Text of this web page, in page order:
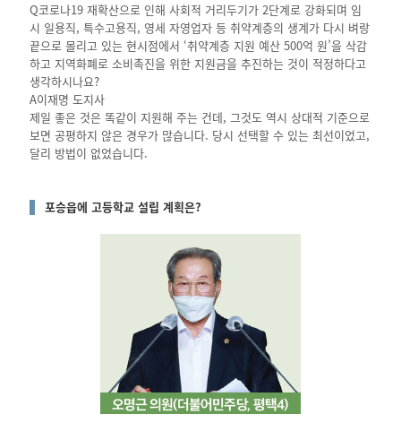
Q코로나19 재확산으로 인해 사회적 거리두기가 2단계로 강화되며 임
시 일용직, 특수고용직, 영세 자영업자 등 취약계층의 생계가 다시 벼랑
끝으로 몰리고 있는 현시점에서 ‘취약계층 지원 예산 500억 원’을 삭감
하고 지역화폐로 소비촉진을 위한 지원금을 추진하는 것이 적정하다고
생각하시나요?
A이재명 도지사
제일 좋은 것은 똑같이 지원해 주는 건데, 그것도 역시 상대적 기준으로
보면 공평하지 않은 경우가 많습니다. 당시 선택할 수 있는 최선이었고,
달리 방법이 없었습니다.
포승읍에 고등학교 설립 계획은?